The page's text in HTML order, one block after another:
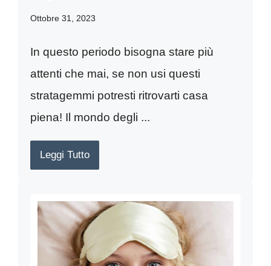
Ottobre 31, 2023
In questo periodo bisogna stare più
attenti che mai, se non usi questi
stratagemmi potresti ritrovarti casa
piena! Il mondo degli ...
Leggi Tutto